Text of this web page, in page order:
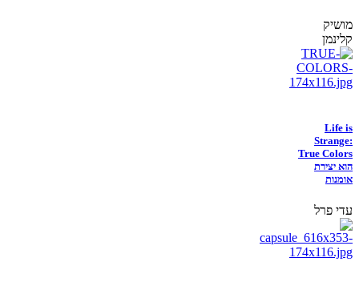
מושיק
קלינמן
Life is
Strange:
True Colors
הוא יצירת
אומנות
עדי פרל